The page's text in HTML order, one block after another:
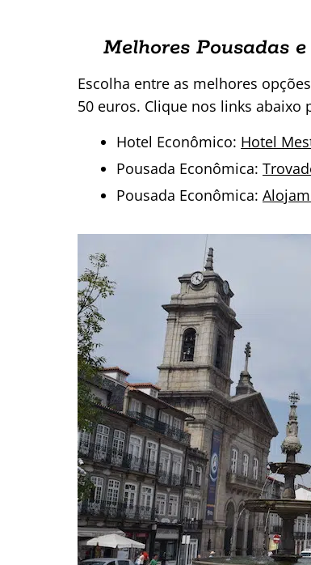
Melhores Pousadas
Escolha entre as melhores
50 euros. Clique nos links abaixo
Hotel Econômico: Hotel
Pousada Econômica:
Pousada Econômica: